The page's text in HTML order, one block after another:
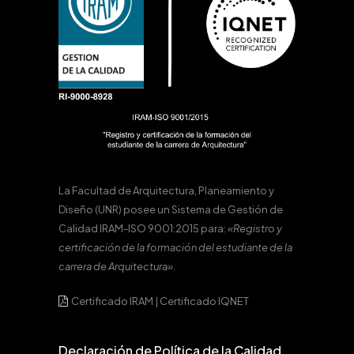
La Facultad de Arquitectura, Planeamiento y
Diseño (UNR) posee un Sistema de Gestión de
Calidad IRAM-ISO 9001:2015 para:«Registro y
certificación de la formación del estudiante de la
carrera de Arquitectura».
Certificado IRAM | Certificado IQNET
Declaración de Política de la Calidad